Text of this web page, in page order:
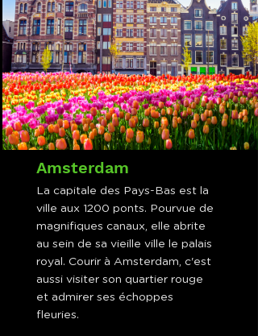
Amsterdam
La capitale des Pays-Bas est la
ville aux 1200 ponts. Pourvue de
magnifiques canaux, elle abrite
au sein de sa vieille ville le palais
royal. Courir à Amsterdam, c'est
aussi visiter son quartier rouge
et admirer ses échoppes
fleuries.